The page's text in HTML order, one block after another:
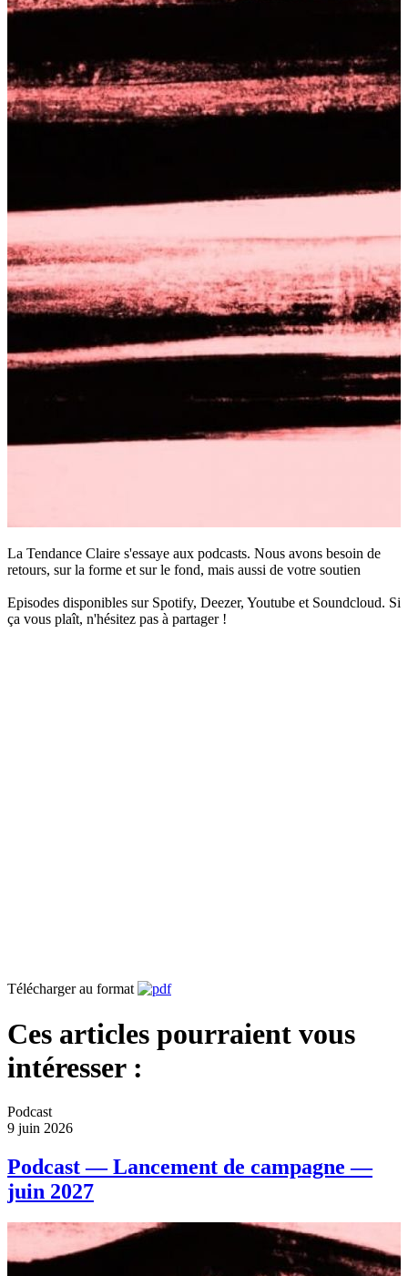
La Tendance Claire s'essaye aux podcasts. Nous avons besoin de
retours, sur la forme et sur le fond, mais aussi de votre soutien
Episodes disponibles sur Spotify, Deezer, Youtube et Soundcloud. Si
ça vous plaît, n'hésitez pas à partager !
Télécharger au format
Ces articles pourraient vous
intéresser :
Podcast
9 juin 2026
Podcast — Lancement de campagne —
juin 2027